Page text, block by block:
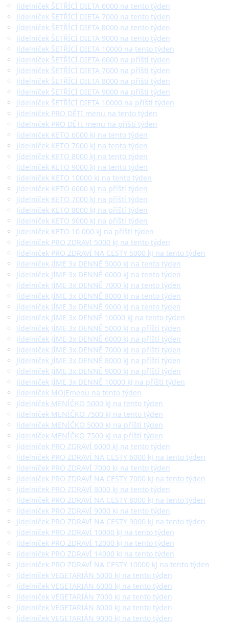
Jídelníček ŠETŘÍCÍ DIETA 6000 na tento týden
Jídelníček ŠETŘÍCÍ DIETA 7000 na tento týden
Jídelníček ŠETŘÍCÍ DIETA 8000 na tento týden
Jídelníček ŠETŘÍCÍ DIETA 9000 na tento týden
Jídelníček ŠETŘÍCÍ DIETA 10000 na tento týden
Jídelníček ŠETŘÍCÍ DIETA 6000 na příští týden
Jídelníček ŠETŘÍCÍ DIETA 7000 na příští týden
Jídelníček ŠETŘÍCÍ DIETA 8000 na příští týden
Jídelníček ŠETŘÍCÍ DIETA 9000 na příští týden
Jídelníček ŠETŘÍCÍ DIETA 10000 na příští týden
Jídelníček PRO DĚTI menu na tento týden
Jídelníček PRO DĚTI menu na příští týden
Jídelníček KETO 6000 kJ na tento týden
Jídelníček KETO 7000 kJ na tento týden
Jídelníček KETO 8000 kJ na tento týden
Jídelníček KETO 9000 kJ na tento týden
Jídelníček KETO 10000 kJ na tento týden
Jídelníček KETO 6000 kJ na příští týden
Jídelníček KETO 7000 kJ na příští týden
Jídelníček KETO 8000 kJ na příští týden
Jídelníček KETO 9000 kJ na příští týden
Jídelníček KETO 10 000 kJ na příští týden
Jídelníček PRO ZDRAVÍ 5000 kJ na tento týden
Jídelníček PRO ZDRAVÍ NA CESTY 5000 kJ na tento týden
Jídelníček JÍME 3x DENNĚ 5000 kJ na tento týden
Jídelníček JÍME 3x DENNĚ 6000 kJ na tento týden
Jídelníček JÍME 3x DENNĚ 7000 kJ na tento týden
Jídelníček JÍME 3x DENNĚ 8000 kJ na tento týden
Jídelníček JÍME 3x DENNĚ 9000 kJ na tento týden
Jídelníček JÍME 3x DENNĚ 10000 kJ na tento týden
Jídelníček JÍME 3x DENNĚ 5000 kJ na příští týden
Jídelníček JÍME 3x DENNĚ 6000 kJ na příští týden
Jídelníček JÍME 3x DENNĚ 7000 kJ na příští týden
Jídelníček JÍME 3x DENNĚ 8000 kJ na příští týden
Jídelníček JÍME 3x DENNĚ 9000 kJ na příští týden
Jídelníček JÍME 3x DENNĚ 10000 kJ na příští týden
Jídelníček MOJEmenu na tento týden
Jídelníček MENÍČKO 5000 kJ na tento týden
Jídelníček MENÍČKO 7500 kJ na tento týden
Jídelníček MENÍČKO 5000 kJ na příští týden
Jídelníček MENÍČKO 7500 kJ na příští týden
Jídelníček PRO ZDRAVÍ 6000 kJ na tento týden
Jídelníček PRO ZDRAVÍ NA CESTY 6000 kJ na tento týden
Jídelníček PRO ZDRAVÍ 7000 kJ na tento týden
Jídelníček PRO ZDRAVÍ NA CESTY 7000 kJ na tento týden
Jídelníček PRO ZDRAVÍ 8000 kJ na tento týden
Jídelníček PRO ZDRAVÍ NA CESTY 8000 kJ na tento týden
Jídelníček PRO ZDRAVÍ 9000 kJ na tento týden
Jídelníček PRO ZDRAVÍ NA CESTY 9000 kJ na tento týden
Jídelníček PRO ZDRAVÍ 10000 kJ na tento týden
Jídelníček PRO ZDRAVÍ 12000 kJ na tento týden
Jídelníček PRO ZDRAVÍ 14000 kJ na tento týden
Jídelníček PRO ZDRAVÍ NA CESTY 10000 kJ na tento týden
Jídelníček VEGETARIÁN 5000 kJ na tento týden
Jídelníček VEGETARIÁN 6000 kJ na tento týden
Jídelníček VEGETARIÁN 7000 kJ na tento týden
Jídelníček VEGETARIÁN 8000 kJ na tento týden
Jídelníček VEGETARIÁN 9000 kJ na tento týden